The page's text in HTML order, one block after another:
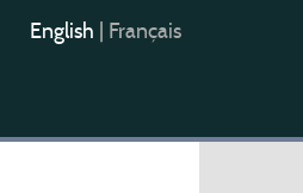
English Français